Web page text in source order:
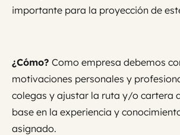
importante para la proyección de
¿Cómo? Como empresa debemos
motivaciones personales y
colegas y ajustar la ruta y/o cartera
base en la experiencia y
asignado.